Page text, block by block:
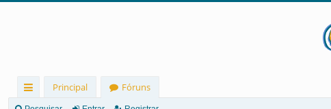
Principal
Fóruns